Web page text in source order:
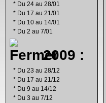
* Du 24 au 28/01
* Du 17 au 21/01
* Du 10 au 14/01
* Du 2 au 7/01
2009 :
* Du 23 au 28/12
* Du 17 au 21/12
* Du 9 au 14/12
* Du 3 au 7/12